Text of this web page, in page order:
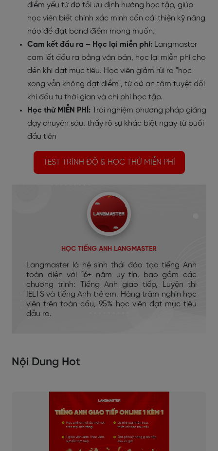
điểm yếu từ đó tối ưu định hướng học tập, giúp
học viên biết chính xác mình cần cải thiện kỹ năng
nào để đạt band điểm mong muốn.
Cam kết đầu ra – Học lại miễn phí: Langmaster
cam lết đầu ra bằng văn bản, học lại miễn phí cho
đến khi đạt mục tiêu. Học viên giảm rủi ro "học
xong vẫn không đạt điểm", từ đó an tâm tuyệt đối
khi đầu tư thời gian và chi phí học tập.
Học thử MIỄN PHÍ: Trải nghiệm phương pháp giảng
dạy chuyên sâu, thấy rõ sự khác biệt ngay từ buổi
đầu tiên
TEST TRÌNH ĐỘ & HỌC THỬ MIỄN PHÍ
HỌC TIẾNG ANH LANGMASTER
Langmaster là hệ sinh thái đào tạo tiếng Anh
toàn diện với 16+ năm uy tín, bao gồm các
chương trình: Tiếng Anh giao tiếp, Luyện thi
IELTS và tiếng Anh trẻ em. Hàng trăm nghìn học
viên trên toàn cầu, 95% học viên đạt mục tiêu
đầu ra.
Nội Dung Hot